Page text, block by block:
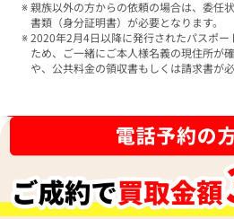
親族以外の方からの依頼の場合は、委任
書類（身分証明書）が必要となります。
2020年2月4日以降に発行されたパスポ
ため、ご一緒にご本人様名義の現住所が
や、公共料金の領収書もしくは請求書が必